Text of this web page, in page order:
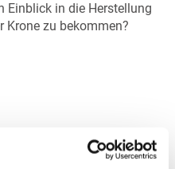
Einblick in die Herstellung
Krone zu bekommen?
Sterilisationsprozesse
aufgezeichnet.